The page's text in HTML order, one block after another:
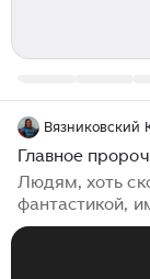
Вязниковский
Главное
Людям, хоть
фантастикой,
1988 гг.)